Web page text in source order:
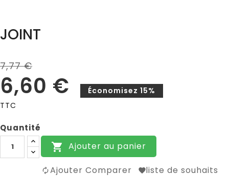
JOINT
7,77 €
6,60 €
Économisez 15%
TTC
Quantité
 Ajouter au panier
Ajouter Comparer liste de souhaits